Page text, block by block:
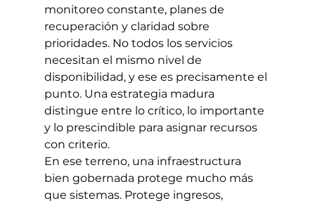
monitoreo constante, planes de
recuperación y claridad sobre
prioridades. No todos los servicios
necesitan el mismo nivel de
disponibilidad, y ese es precisamente el
punto. Una estrategia madura
distingue entre lo crítico, lo importante
y lo prescindible para asignar recursos
con criterio.
En ese terreno, una infraestructura
bien gobernada protege mucho más
que sistemas. Protege ingresos,